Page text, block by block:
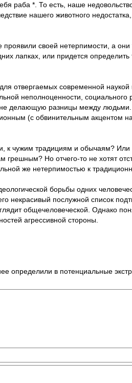
раба *. То есть, наше
нашего животного
своей нетерпимости, а они
лапках, или придется
отвергаемых современной
неполноценности, социального
делающую разницы между людьми.
(с обвинительным акцентом
к чужим традициям и обычаям?
Но отчего-то не хотят
же нетерпимостью к
борьбы одних
некрасивый послужной список
общечеловеческой. Однако
агрессивной стороны.
определили в потенциальные